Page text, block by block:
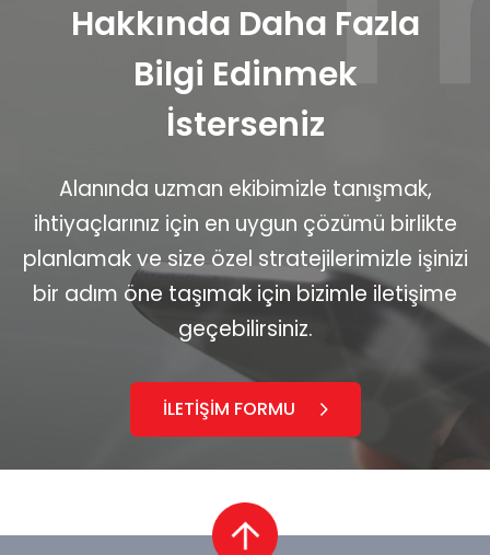
Hakkında Daha Fazla
Bilgi Edinmek
İsterseniz
Alanında uzman ekibimizle tanışmak,
ihtiyaçlarınız için en uygun çözümü birlikte
planlamak ve size özel stratejilerimizle işinizi
bir adım öne taşımak için bizimle iletişime
geçebilirsiniz.
İLETİŞİM FORMU